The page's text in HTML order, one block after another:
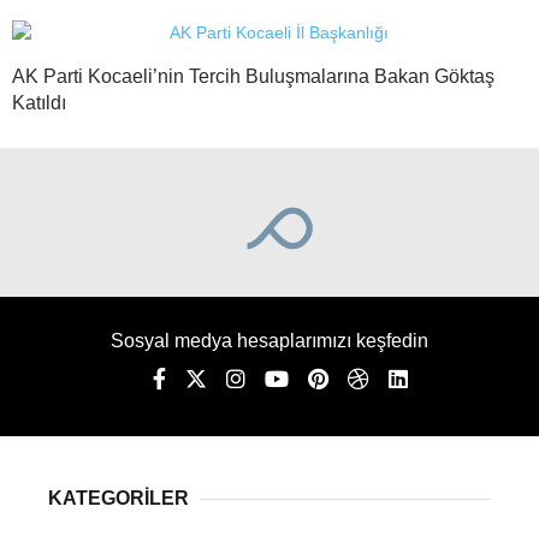
AK Parti Kocaeli’nin Tercih Buluşmalarına Bakan Göktaş
Katıldı
Sosyal medya hesaplarımızı keşfedin
KATEGORİLER